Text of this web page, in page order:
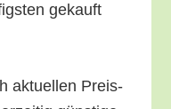
gekauft
aktu­el­len Preis­